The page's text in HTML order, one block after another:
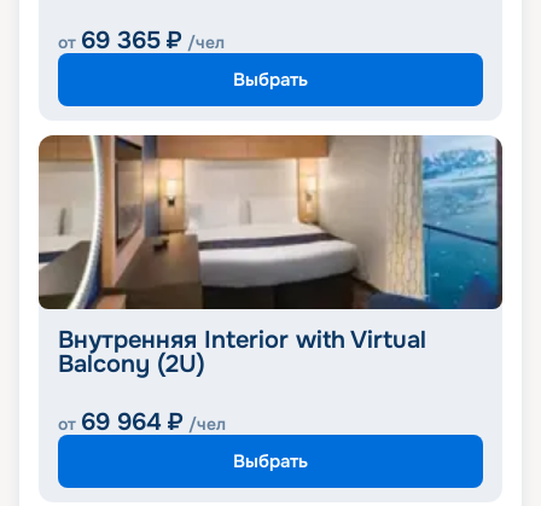
от 69 365 ₽ /чел
Выбрать
Внутренняя Interior with Virtual
Balcony (2U)
от 69 964 ₽ /чел
Выбрать